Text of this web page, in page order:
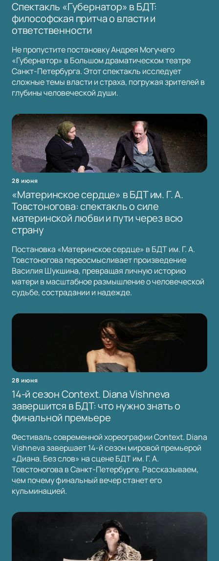
Спектакль «Губернатор» в БДТ:
философская притча о власти и
ответственности
Не пропустите постановку Андрея Могучего
«Губернатор» в Большом драматическом театре
Санкт-Петербурга. Этот спектакль исследует
сложные темы власти и страха, погружая зрителей в
глубины человеческой души.
28 июня
«Материнское сердце» в БДТ им. Г. А.
Товстоногова: спектакль о силе
материнской любви и пути через всю
страну
Постановка «Материнское сердце» в БДТ им. Г. А.
Товстоногова переосмысливает произведение
Василия Шукшина, превращая личную историю
матери в масштабное размышление о человеческой
судьбе, сострадании и надежде.
28 июня
14-й сезон Context. Diana Vishneva
завершится в БДТ: что нужно знать о
финальной премьере
Фестиваль современной хореографии Context. Diana
Vishneva завершает 14-й сезон мировой премьерой
«Диана. Без слов» на сцене БДТ им. Г. А.
Товстоногова в Санкт-Петербурге. Рассказываем,
чем почему финальный вечер станет его
кульминацией.